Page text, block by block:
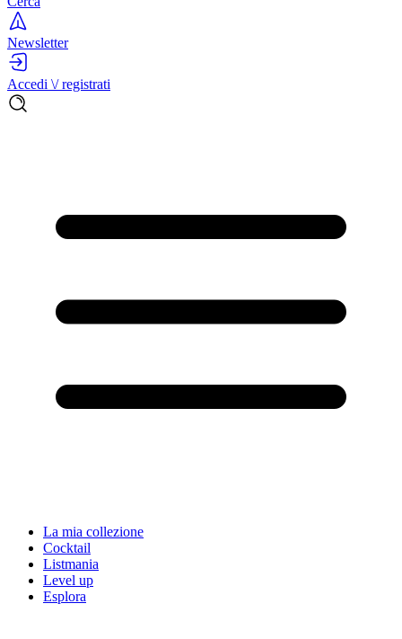
Newsletter
Accedi \/ registrati
La mia collezione
Cocktail
Listmania
Level up
Esplora